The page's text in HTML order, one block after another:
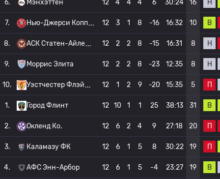
6. Мэнхэттен 12 4 4 4 6 30:24 16 Н
7. Нью-Джерси Копп 12 3 1 8 -16 16:32 10 В
8. АСК Статен-Айле 12 2 2 8 -15 16:31 8 Н
9. Моррис Элита 12 2 2 8 -23 12:35 8 Н
10. Уэстчестер Флэй 12 1 2 9 -20 15:35 5 П
1. Город Флинт 12 10 1 1 25 38:13 31 В
2. Окленд Ко. 12 6 2 4 9 27:18 20 П
3. Каламазу ФК 12 6 1 5 8 30:22 19 П
4. АФС Энн-Арбор 12 6 1 5 -4 23:27 19 В